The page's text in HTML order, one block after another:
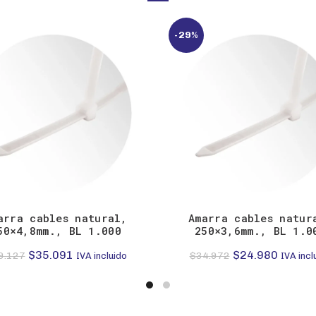
cables natural,
BL 1.000
El
$35.091 El
IVA incluido
-29%
Amarra cables
250×3,6mm., BL
$34.972 El
$24.980ElIVA